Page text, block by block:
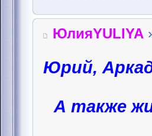
ЮлияYULIYA
Юрий,
А также